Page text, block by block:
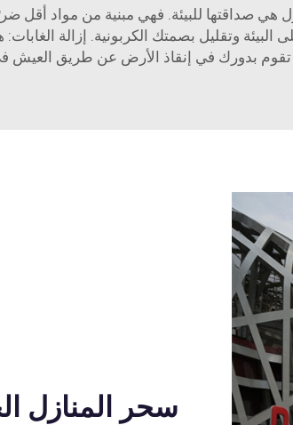
هي صداقتها للبيئة. فهي مبنية من مواد أقل
وتقليل بصمتك الكربونية. إزالة
تقوم بدورك في إنقاذ الأرض عن طريق العيش
سحر المنازل